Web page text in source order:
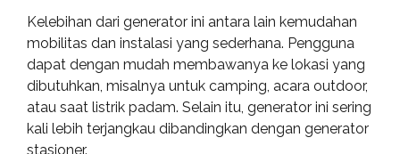
Kelebihan dari generator ini antara lain kemudahan
mobilitas dan instalasi yang sederhana. Pengguna
dapat dengan mudah membawanya ke lokasi yang
dibutuhkan, misalnya untuk camping, acara outdoor,
atau saat listrik padam. Selain itu, generator ini sering
kali lebih terjangkau dibandingkan dengan generator
stasioner.